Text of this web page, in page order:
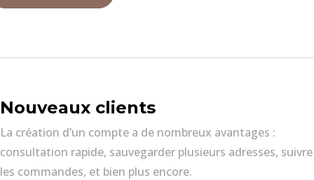
Nouveaux clients
La création d’un compte a de nombreux avantages :
consultation rapide, sauvegarder plusieurs adresses, suivre
les commandes, et bien plus encore.